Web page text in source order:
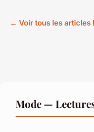
← Voir tous les articles
Mode —